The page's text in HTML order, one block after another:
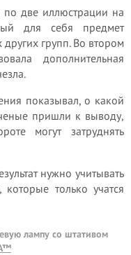
две иллюстрации на
для себя предмет
групп. Во втором
дополнительная
показывал, о какой
пришли к выводу,
могут затруднять
нужно учитывать
только учатся
лампу со штативом